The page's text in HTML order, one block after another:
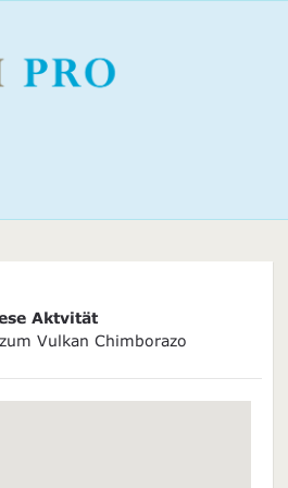
Aktvität
Vulkan Chimborazo